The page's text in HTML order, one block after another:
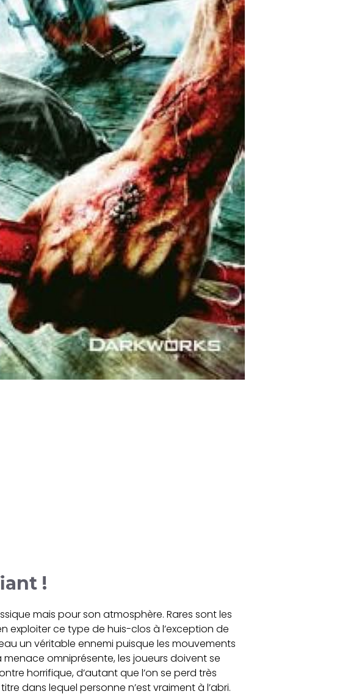
!
mais pour son atmosphère. Rares sont les
exploiter ce type de huis-clos à l’exception de
un véritable ennemi puisque les mouvements
omniprésente, les joueurs doivent se
horrifique, d’autant que l’on se perd très
dans lequel personne n’est vraiment à l’abri.